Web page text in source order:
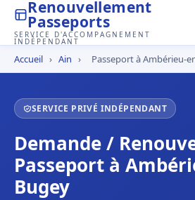
Renouvellement
Passeports
SERVICE D'ACCOMPAGNEMENT
INDÉPENDANT
Accueil › Ain › Passeport à Ambérieu-
SERVICE PRIVÉ INDÉPENDANT
Demande /
Passeport à
Bugey